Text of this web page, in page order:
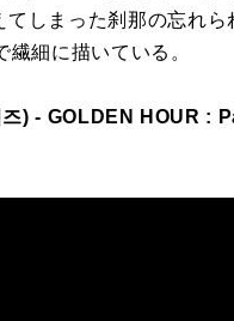
てしまった刹那の忘れら
繊細に描いている。
즈) - GOLDEN HOUR :